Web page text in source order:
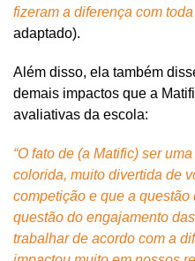
fizeram a diferença com
adaptado).
Além disso, ela também
demais impactos que a
avaliativas da escola:
“O fato de (a Matific) ser
colorida, muito divertida de
competição e que a
questão do engajamento
trabalhar de acordo com a